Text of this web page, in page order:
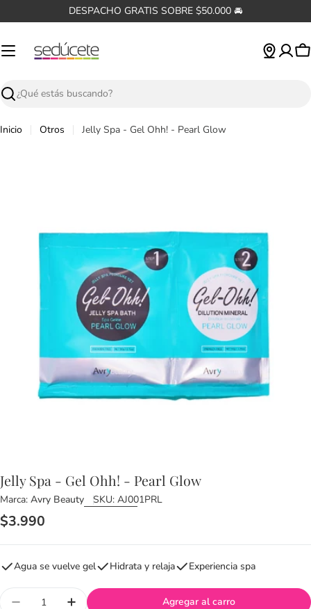
al
DESPACHO GRATIS SOBRE $50.000 🚘
Buscar
Inicio Otros Jelly Spa - Gel Ohh! - Pearl Glow
medios 0 en modal
Jelly Spa - Gel Ohh! - Pearl Glow
Marca: Avry Beauty SKU: AJ001PRL
Precio
$3.990
Agua se vuelve gel Hidrata y relaja Experiencia spa
Agregar al carro